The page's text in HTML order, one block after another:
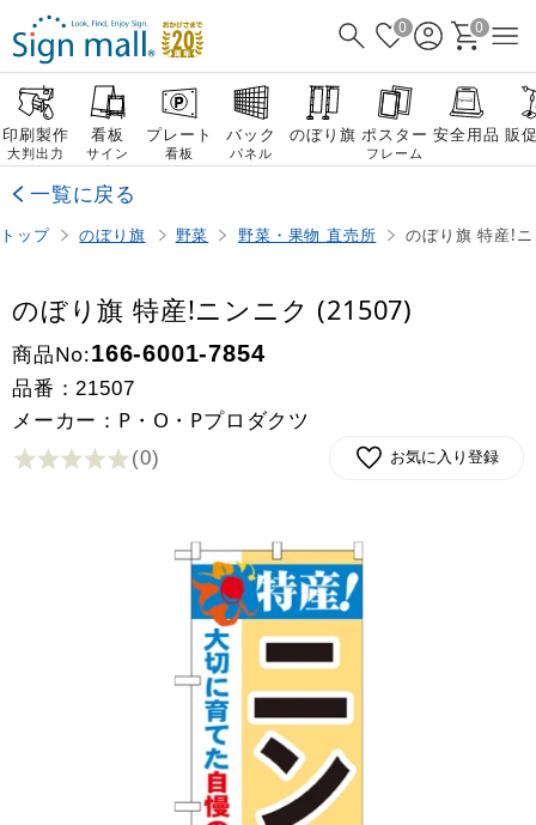
0 0
印刷製作
大判出力
看板
サイン
プレート
看板
バック
パネル
のぼり旗 ポスター
フレーム
安全用品 販
一覧に戻る
トップ のぼり旗 野菜 野菜・果物 直売所 のぼり旗 特産!
のぼり旗 特産!ニンニク (21507)
商品No:166-6001-7854
品番：21507
メーカー：P・O・Pプロダクツ
(0) お気に入り登録